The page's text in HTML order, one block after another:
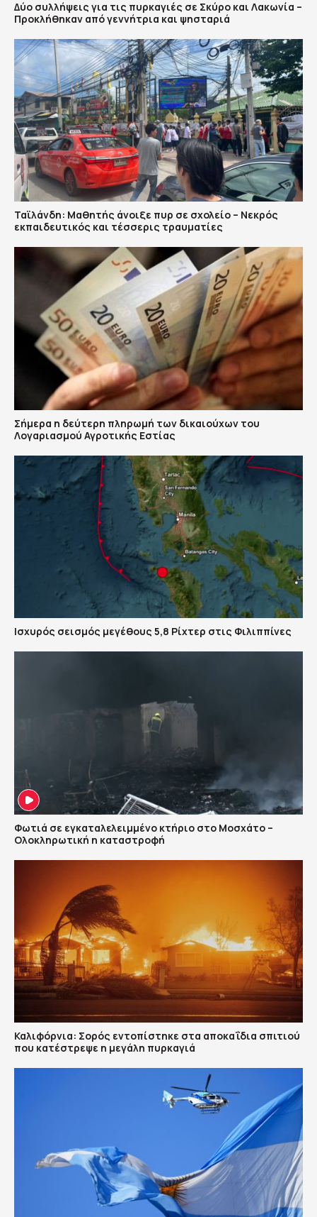
Δύο συλλήψεις για τις πυρκαγιές σε Σκύρο και Λακωνία –
Προκλήθηκαν από γεννήτρια και ψησταριά
Ταϊλάνδη: Μαθητής άνοιξε πυρ σε σχολείο – Νεκρός
εκπαιδευτικός και τέσσερις τραυματίες
Σήμερα η δεύτερη πληρωμή των δικαιούχων του
Λογαριασμού Αγροτικής Εστίας
Ισχυρός σεισμός μεγέθους 5,8 Ρίχτερ στις Φιλιππίνες
Φωτιά σε εγκαταλελειμμένο κτήριο στο Μοσχάτο –
Ολοκληρωτική η καταστροφή
Καλιφόρνια: Σορός εντοπίστηκε στα αποκαΐδια σπιτιού
που κατέστρεψε η μεγάλη πυρκαγιά